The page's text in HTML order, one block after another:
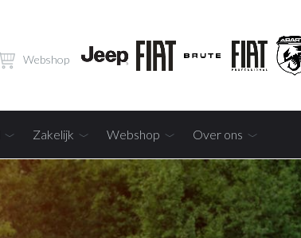
Webshop
Zakelijk Webshop Over ons